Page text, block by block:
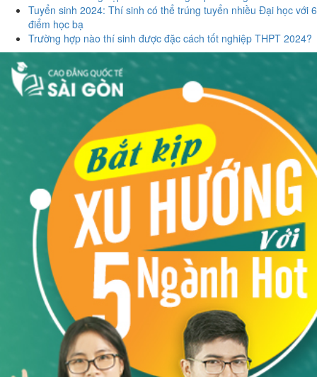
Tuyển sinh 2024: Thí sinh có thể trúng tuyển nhiều Đại học với 6
điểm học bạ
Trường hợp nào thí sinh được đặc cách tốt nghiệp THPT 2024?